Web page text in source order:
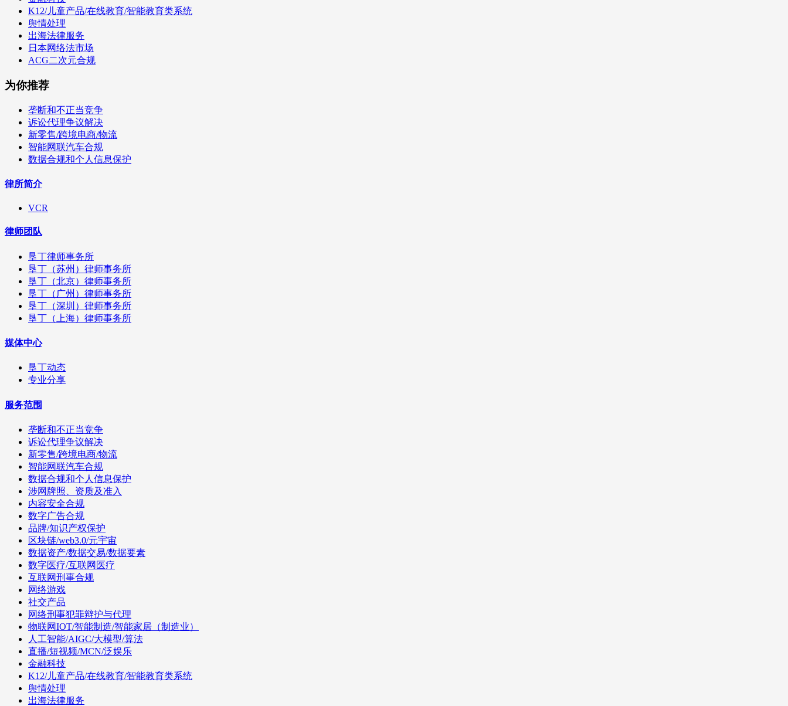
K12/儿童产品/在线教育/智能教育类系统
舆情处理
出海法律服务
日本网络法市场
ACG二次元合规
为你推荐
垄断和不正当竞争
诉讼代理争议解决
新零售/跨境电商/物流
智能网联汽车合规
数据合规和个人信息保护
律所简介
VCR
律师团队
垦丁律师事务所
垦丁（苏州）律师事务所
垦丁（北京）律师事务所
垦丁（广州）律师事务所
垦丁（深圳）律师事务所
垦丁（上海）律师事务所
媒体中心
垦丁动态
专业分享
服务范围
垄断和不正当竞争
诉讼代理争议解决
新零售/跨境电商/物流
智能网联汽车合规
数据合规和个人信息保护
涉网牌照、资质及准入
内容安全合规
数字广告合规
品牌/知识产权保护
区块链/web3.0/元宇宙
数据资产/数据交易/数据要素
数字医疗/互联网医疗
互联网刑事合规
网络游戏
社交产品
网络刑事犯罪辩护与代理
物联网IOT/智能制造/智能家居（制造业）
人工智能/AIGC/大模型/算法
直播/短视频/MCN/泛娱乐
金融科技
K12/儿童产品/在线教育/智能教育类系统
舆情处理
出海法律服务